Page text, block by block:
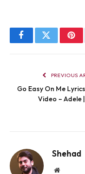
FacebookTwitter
PREVIOUS
Go Easy On Me
Video – Adele
Shehad
Website